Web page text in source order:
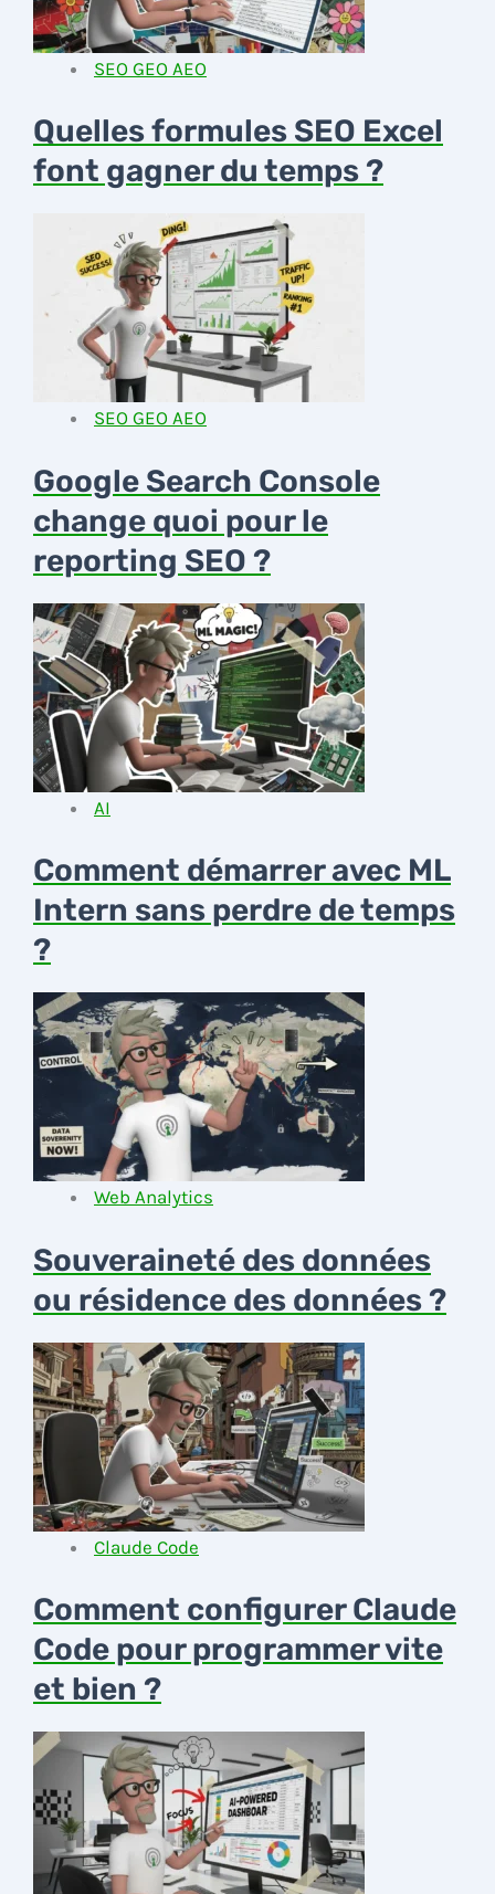
SEO GEO AEO
Quelles formules SEO Excel
font gagner du temps ?
SEO GEO AEO
Google Search Console
change quoi pour le
reporting SEO ?
AI
Comment démarrer avec ML
Intern sans perdre de temps
?
Web Analytics
Souveraineté des données
ou résidence des données ?
Claude Code
Comment configurer Claude
Code pour programmer vite
et bien ?